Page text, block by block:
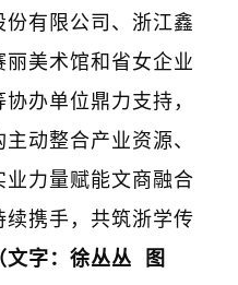
有限公司、浙江鑫
美术馆和省女企业
办单位鼎力支持，
动整合产业资源、
力量赋能文商融合
携手，共筑浙学传
文字：徐丛丛 图